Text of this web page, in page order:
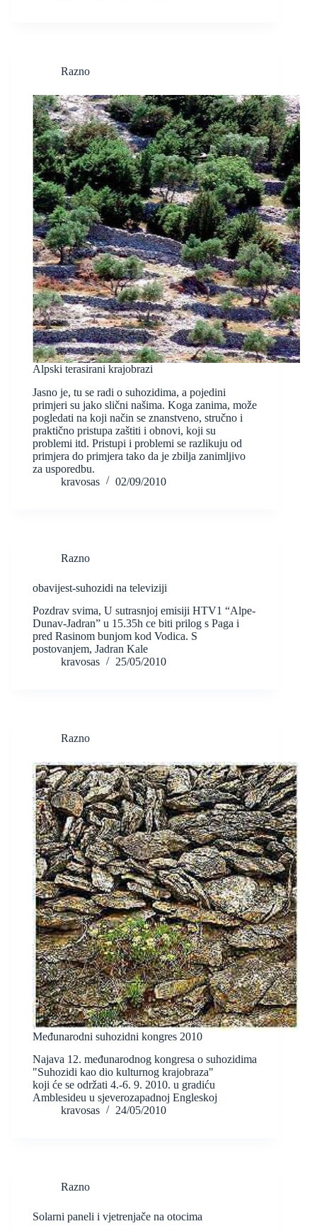
Razno
Alpski terasirani krajobrazi
Jasno je, tu se radi o suhozidima, a pojedini
primjeri su jako slični našima. Koga zanima, može
pogledati na koji način se znanstveno, stručno i
praktično pristupa zaštiti i obnovi, koji su
problemi itd. Pristupi i problemi se razlikuju od
primjera do primjera tako da je zbilja zanimljivo
za usporedbu.
kravosas
02/09/2010
Razno
obavijest-suhozidi na televiziji
Pozdrav svima, U sutrasnjoj emisiji HTV1 “Alpe-
Dunav-Jadran” u 15.35h ce biti prilog s Paga i
pred Rasinom bunjom kod Vodica. S
postovanjem, Jadran Kale
kravosas
25/05/2010
Razno
Međunarodni suhozidni kongres 2010
Najava 12. međunarodnog kongresa o suhozidima
"Suhozidi kao dio kulturnog krajobraza"
koji će se održati 4.-6. 9. 2010. u gradiću
Amblesideu u sjeverozapadnoj Engleskoj
kravosas
24/05/2010
Razno
Solarni paneli i vjetrenjače na otocima